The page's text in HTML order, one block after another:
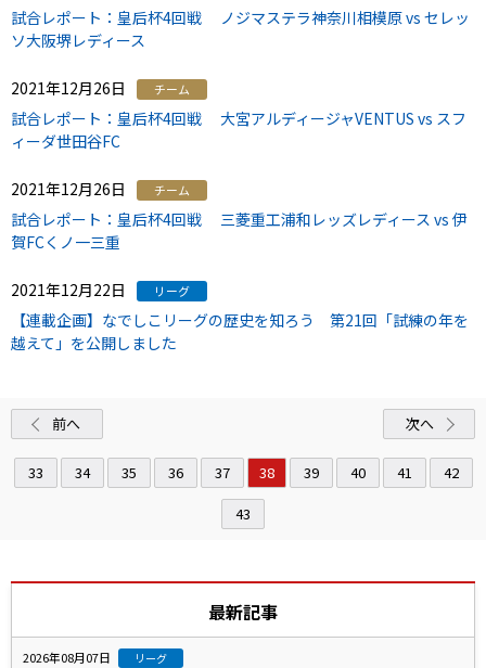
試合レポート：皇后杯4回戦 ノジマステラ神奈川相模原 vs セレッ
ソ大阪堺レディース
2021年12月26日 チーム
試合レポート：皇后杯4回戦 大宮アルディージャVENTUS vs スフ
ィーダ世田谷FC
2021年12月26日 チーム
試合レポート：皇后杯4回戦 三菱重工浦和レッズレディース vs 伊
賀FCくノ一三重
2021年12月22日 リーグ
【連載企画】なでしこリーグの歴史を知ろう 第21回「試練の年を
越えて」を公開しました
前へ
33 34 35 36 37 38 39 40 41
42
43
次へ
最新記事
2026年08月07日 リーグ